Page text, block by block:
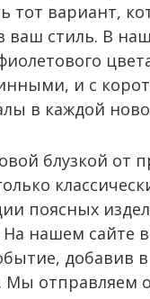
тот вариант,
ваш стиль. В
и с
в каждой
блузкой от
поясных
нашем сайте
добавив
Мы отправляем